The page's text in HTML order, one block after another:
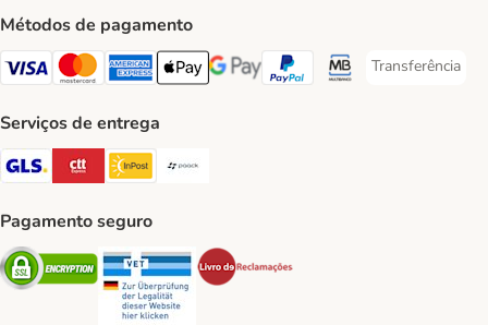
Métodos de pagamento
Visa Payment Method
Mastercard Payment Method
American Express Payment Method
Apple Pay Payment Method
Google Pay Payment Method
PayPal Payment Method
Multibanco Payment
Transferência
Transferência
Serviços de entrega
GLS Shipping Method
CTTExpress Shipping Method
InPost Shipping Method
Pagamento seguro
Security Security